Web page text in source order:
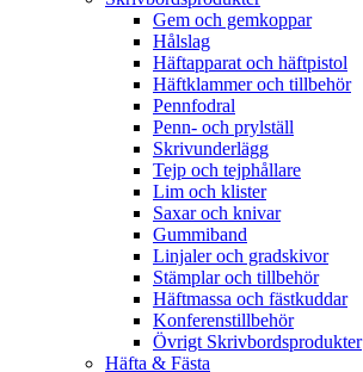
Gem och gemkoppar
Hålslag
Häftapparat och häftpistol
Häftklammer och tillbehör
Pennfodral
Penn- och prylställ
Skrivunderlägg
Tejp och tejphållare
Lim och klister
Saxar och knivar
Gummiband
Linjaler och gradskivor
Stämplar och tillbehör
Häftmassa och fästkuddar
Konferenstillbehör
Övrigt Skrivbordsprodukter
Häfta & Fästa